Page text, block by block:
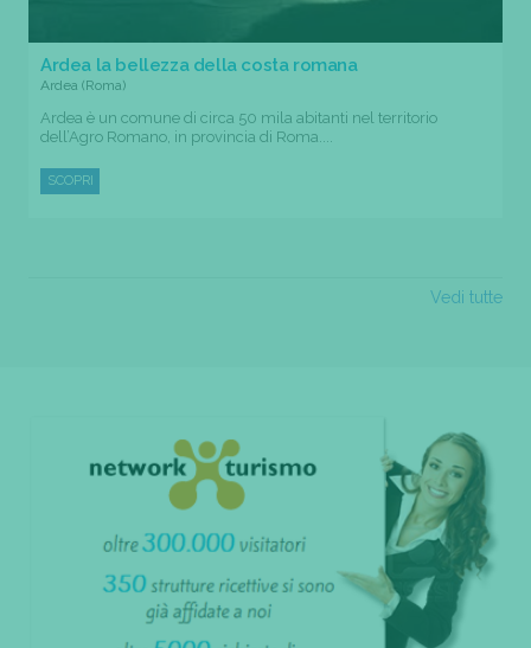
Ardea la bellezza della costa romana
Ardea (Roma)
Ardea è un comune di circa 50 mila abitanti nel territorio
dell’Agro Romano, in provincia di Roma....
SCOPRI
Vedi tutte